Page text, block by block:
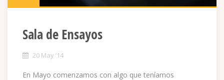
Sala de Ensayos
20 May ’14
En Mayo comenzamos con algo que teníamos